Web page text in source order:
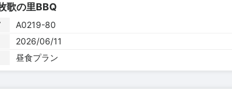
歌の里BBQ
A0219-80
2026/06/11
昼食プラン